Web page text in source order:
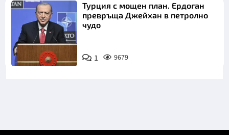
Турция с мощен план. Ердоган
превръща Джейхан в петролно
чудо
1 9679